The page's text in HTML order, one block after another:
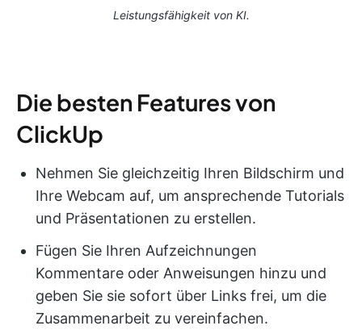
Leistungsfähigkeit von KI.
Die besten Features von
ClickUp
Nehmen Sie gleichzeitig Ihren Bildschirm und
Ihre Webcam auf, um ansprechende Tutorials
und Präsentationen zu erstellen.
Fügen Sie Ihren Aufzeichnungen
Kommentare oder Anweisungen hinzu und
geben Sie sie sofort über Links frei, um die
Zusammenarbeit zu vereinfachen.